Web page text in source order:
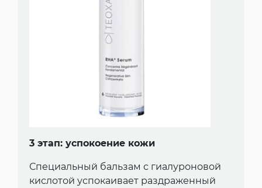
3 этап: успокоение кожи
Специальный бальзам с гиалуроновой
кислотой успокаивает раздраженный